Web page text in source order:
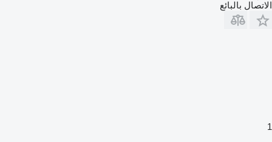
الاتصال بالبائع
1